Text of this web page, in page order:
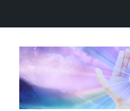
contenido